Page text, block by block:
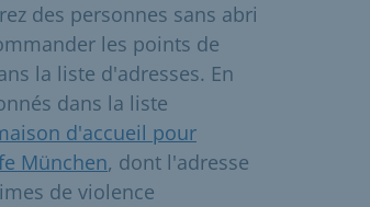
des personnes sans abri
les points de
la liste d'adresses. En
dans la liste
d'accueil pour
München, dont l'adresse
de violence